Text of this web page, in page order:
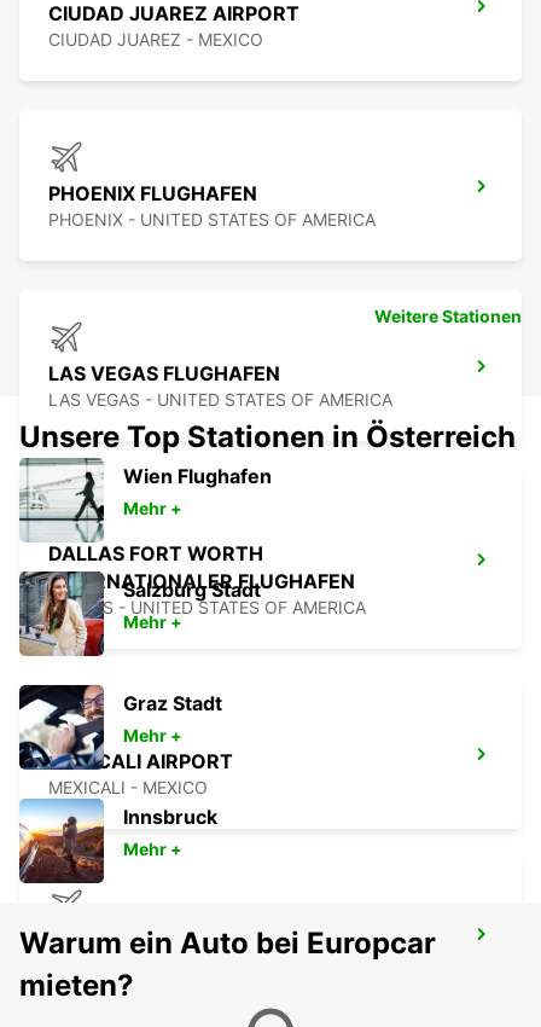
CIUDAD JUAREZ AIRPORT
CIUDAD JUAREZ - MEXICO
PHOENIX FLUGHAFEN
PHOENIX - UNITED STATES OF AMERICA
LAS VEGAS FLUGHAFEN
LAS VEGAS - UNITED STATES OF AMERICA
DALLAS FORT WORTH
INTERNATIONALER FLUGHAFEN
DALLAS - UNITED STATES OF AMERICA
MEXICALI AIRPORT
MEXICALI - MEXICO
FLUGHAFEN CHIHUAHUA
Weitere Stationen
Unsere Top Stationen in Österreich
Wien Flughafen
Mehr +
Salzburg Stadt
Mehr +
Graz Stadt
Mehr +
Innsbruck
Mehr +
Warum ein Auto bei Europcar
mieten?